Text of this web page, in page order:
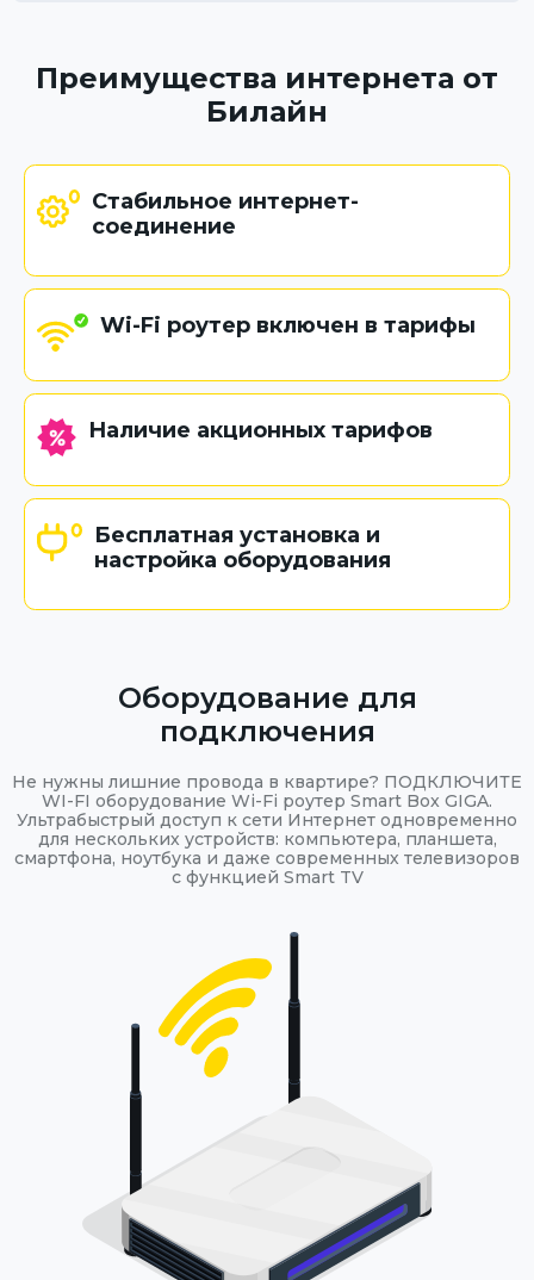
Преимущества интернета от
Билайн
Стабильное интернет-
соединение
Wi-Fi роутер включен в тарифы
Наличие акционных тарифов
Бесплатная установка и
настройка оборудования
Оборудование для
подключения
Не нужны лишние провода в квартире? ПОДКЛЮЧИТЕ
WI-FI оборудование Wi-Fi роутер Smart Box GIGA.
Ультрабыстрый доступ к сети Интернет одновременно
для нескольких устройств: компьютера, планшета,
смартфона, ноутбука и даже современных телевизоров
с функцией Smart TV